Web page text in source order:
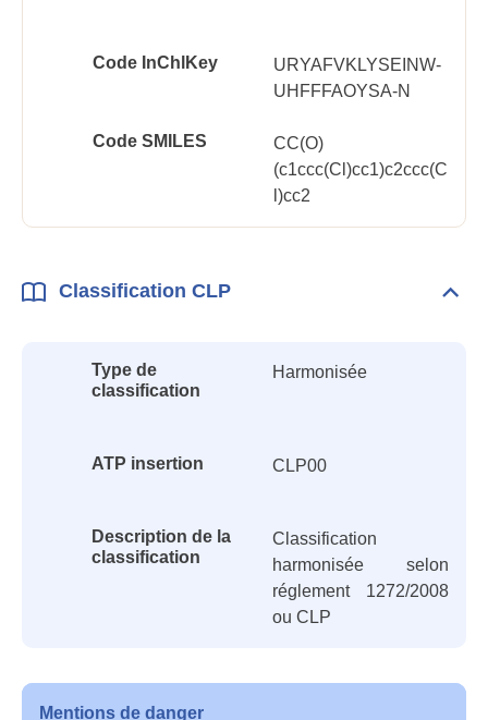
Code InChlKey
URYAFVKLYSEINW-
UHFFFAOYSA-N
Code SMILES
CC(O)
(c1ccc(Cl)cc1)c2ccc(C
l)cc2
Classification CLP
Type de
classification
Harmonisée
ATP insertion CLP00
Description de la
classification
Classification
harmonisée selon
réglement 1272/2008
ou CLP
Mentions de danger